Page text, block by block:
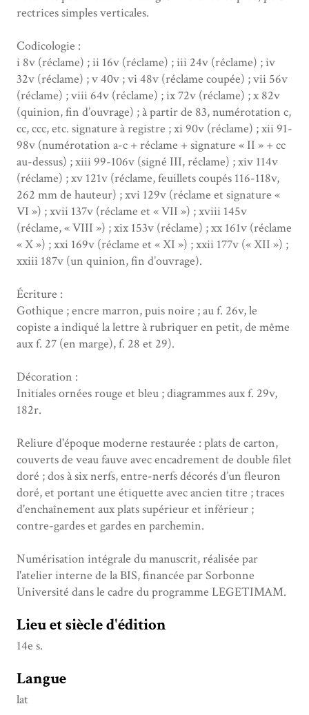
rectrices simples verticales.
Codicologie :
i 8v (réclame) ; ii 16v (réclame) ; iii 24v (réclame) ; iv
32v (réclame) ; v 40v ; vi 48v (réclame coupée) ; vii 56v
(réclame) ; viii 64v (réclame) ; ix 72v (réclame) ; x 82v
(quinion, fin d’ouvrage) ; à partir de 83, numérotation c,
cc, ccc, etc. signature à registre ; xi 90v (réclame) ; xii 91-
98v (numérotation a-c + réclame + signature « II » + cc
au-dessus) ; xiii 99-106v (signé III, réclame) ; xiv 114v
(réclame) ; xv 121v (réclame, feuillets coupés 116-118v,
262 mm de hauteur) ; xvi 129v (réclame et signature «
VI ») ; xvii 137v (réclame et « VII ») ; xviii 145v
(réclame, « VIII ») ; xix 153v (réclame) ; xx 161v (réclame
« X ») ; xxi 169v (réclame et « XI ») ; xxii 177v (« XII ») ;
xxiii 187v (un quinion, fin d’ouvrage).
Écriture :
Gothique ; encre marron, puis noire ; au f. 26v, le
copiste a indiqué la lettre à rubriquer en petit, de même
aux f. 27 (en marge), f. 28 et 29).
Décoration :
Initiales ornées rouge et bleu ; diagrammes aux f. 29v,
182r.
Reliure d'époque moderne restaurée : plats de carton,
couverts de veau fauve avec encadrement de double filet
doré ; dos à six nerfs, entre-nerfs décorés d’un fleuron
doré, et portant une étiquette avec ancien titre ; traces
d'enchaînement aux plats supérieur et inférieur ;
contre-gardes et gardes en parchemin.
Numérisation intégrale du manuscrit, réalisée par
l'atelier interne de la BIS, financée par Sorbonne
Université dans le cadre du programme LEGETIMAM.
Lieu et siècle d'édition
14e s.
Langue
lat